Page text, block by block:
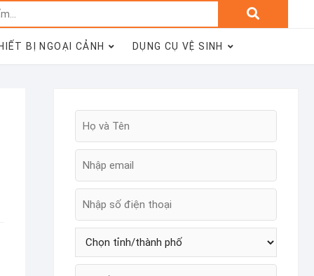
kiếm:
BỊ NGOẠI CẢNH DỤNG CỤ VỆ SINH